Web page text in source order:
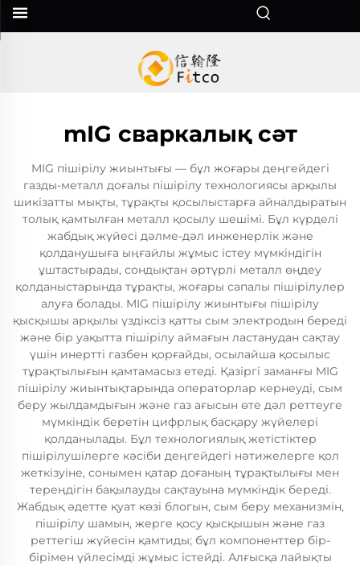
mIG сваркалық сәт
MIG пішірілу жиынтығы — бұл жоғары деңгейдегі
газды-металл доғалы пішірілу технологиясы арқылы
шикізатты мықты, тұрақты қосылыстарға айналдыратын
толық қамтылған металл қосылу шешімі. Бұл күрделі
жабдық жүйесі дәлме-дәл инженерлік және
қолданушыға ыңғайлы жұмыс істеу мүмкіндігін
ұштастырады, сондықтан әртүрлі металл өңдеу
қолданыстарында тұрақты, жоғары сапалы пішірілулер
алуға болады. MIG пішірілу жиынтығы пішірілу
қысқышы арқылы үздіксіз қатты сым электродын береді
және бір уақытта пішірілу аймағын ластанудан сақтау
үшін инертті газбен қорғайды, осылайша қосылыс
тұрақтылығын қамтамасыз етеді. Қазіргі заманғы MIG
пішірілу жиынтықтарында операторлар кернеуді, сым
беру жылдамдығын және газ ағысын өте дәл реттеуге
мүмкіндік беретін цифрлық басқару жүйелері
қолданылады. Бұл технологиялық жетістіктер
пішірілушілерге кәсіби деңгейдегі нәтижелерге қол
жеткізуіне, сонымен қатар доғаның тұрақтылығы мен
тереңдігін бақылауды сақтауына мүмкіндік береді.
Жабдық әдетте қуат көзі блогын, сым беру механизмін,
пішірілу шамын, жерге қосу қысқышын және газ
реттегіш жүйесін қамтиды; бұл компоненттер бір-
бірімен үйлесімді жұмыс істейді. Алғысқа лайықты